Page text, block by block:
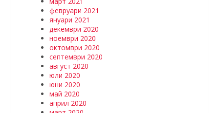
февруари 2021
януари 2021
декември 2020
ноември 2020
октомври 2020
септември 2020
август 2020
юли 2020
юни 2020
май 2020
април 2020